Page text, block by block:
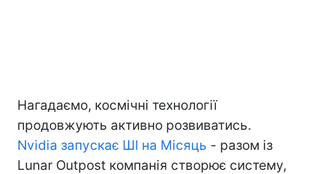
Нагадаємо, космічні технології
продовжують активно розвиватись.
Nvidia запускає ШІ на Місяць - разом із
Lunar Outpost компанія створює систему,